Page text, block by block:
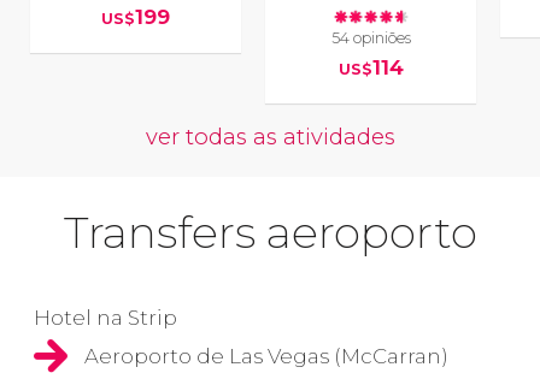
US$199
54 opiniões
US$114
ver todas as atividades
Transfers aeroporto
Hotel na Strip
Aeroporto de Las Vegas (McCarran)